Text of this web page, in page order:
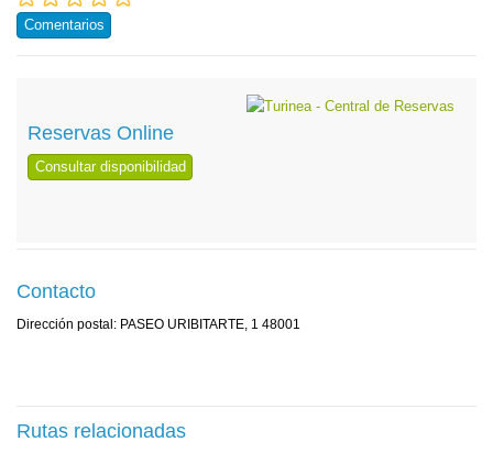
Comentarios
Reservas Online
Consultar disponibilidad
Contacto
Dirección postal: PASEO URIBITARTE, 1 48001
Rutas relacionadas